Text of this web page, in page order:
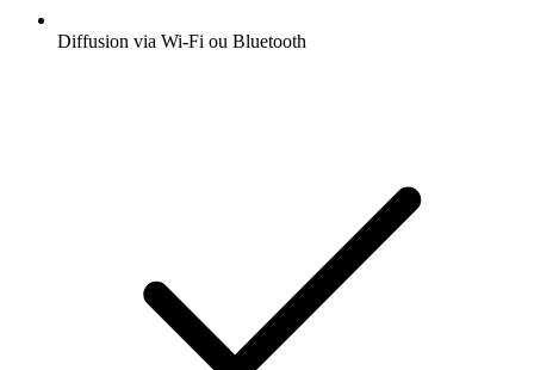
Diffusion via Wi-Fi ou Bluetooth